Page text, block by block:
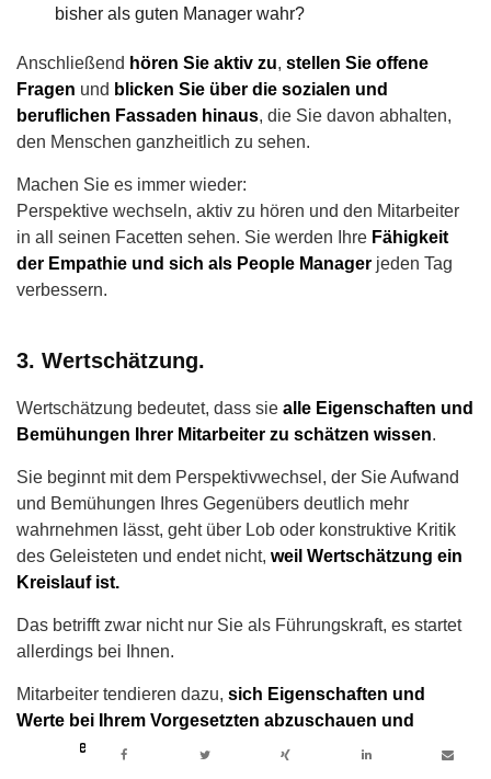
bisher als guten Manager wahr?
Anschließend hören Sie aktiv zu, stellen Sie offene
Fragen und blicken Sie über die sozialen und
beruflichen Fassaden hinaus, die Sie davon abhalten,
den Menschen ganzheitlich zu sehen.
Machen Sie es immer wieder:
Perspektive wechseln, aktiv zu hören und den Mitarbeiter
in all seinen Facetten sehen. Sie werden Ihre Fähigkeit
der Empathie und sich als People Manager jeden Tag
verbessern.
3. Wertschätzung.
Wertschätzung bedeutet, dass sie alle Eigenschaften und
Bemühungen Ihrer Mitarbeiter zu schätzen wissen.
Sie beginnt mit dem Perspektivwechsel, der Sie Aufwand
und Bemühungen Ihres Gegenübers deutlich mehr
wahrnehmen lässt, geht über Lob oder konstruktive Kritik
des Geleisteten und endet nicht, weil Wertschätzung ein
Kreislauf ist.
Das betrifft zwar nicht nur Sie als Führungskraft, es startet
allerdings bei Ihnen.
Mitarbeiter tendieren dazu, sich Eigenschaften und
Werte bei Ihrem Vorgesetzten abzuschauen und
nachzueifern.